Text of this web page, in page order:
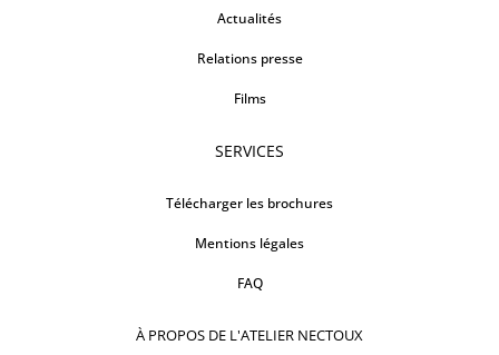
Actualités
Relations presse
Films
SERVICES
Télécharger les brochures
Mentions légales
FAQ
À PROPOS DE L'ATELIER NECTOUX